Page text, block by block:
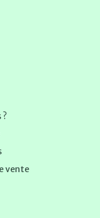
vente